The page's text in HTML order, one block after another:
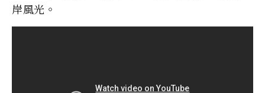
岸風光。